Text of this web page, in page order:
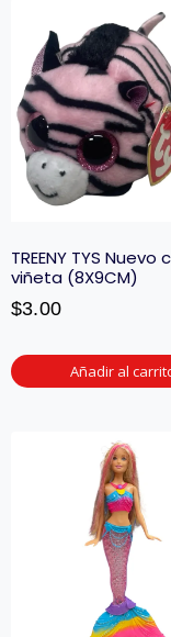
TREENY TYS Nuevo
viñeta (8X9CM)
$3.00
Añadir al